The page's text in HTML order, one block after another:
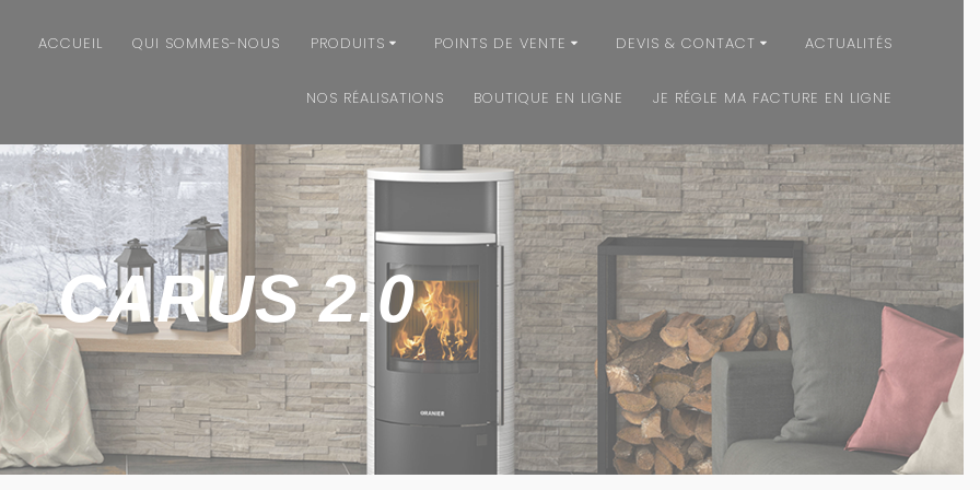
ACCUEIL QUI SOMMES-NOUS PRODUITS POINTS DE VENTE DEVIS & CONTACT ACTUALITÉS
NOS RÉALISATIONS BOUTIQUE EN LIGNE JE RÉGLE MA FACTURE EN LIGNE
CARUS 2.0